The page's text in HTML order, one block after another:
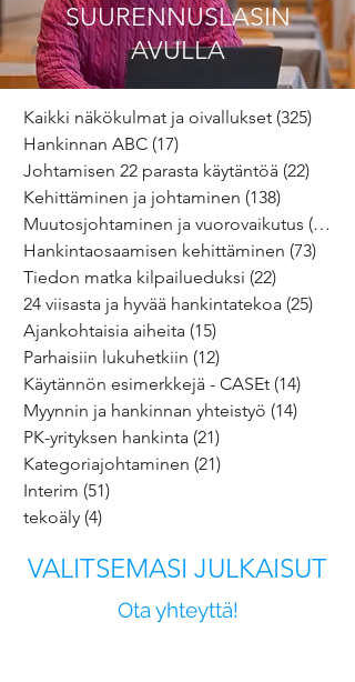
SUURENNUSLASIN
AVULLA
Kaikki näkökulmat ja oivallukset (325)
Hankinnan ABC (17)
Johtamisen 22 parasta käytäntöä (22)
Kehittäminen ja johtaminen (138)
Muutosjohtaminen ja vuorovaikutus (64)
Hankintaosaamisen kehittäminen (73)
Tiedon matka kilpailueduksi (22)
24 viisasta ja hyvää hankintatekoa (25)
Ajankohtaisia aiheita (15)
Parhaisiin lukuhetkiin (12)
Käytännön esimerkkejä - CASEt (14)
Myynnin ja hankinnan yhteistyö (14)
PK-yrityksen hankinta (21)
Kategoriajohtaminen (21)
Interim (51)
tekoäly (4)
VALITSEMASI JULKAISUT
Ota yhteyttä!